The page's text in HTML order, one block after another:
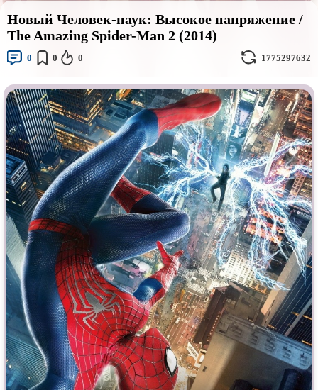
Аниме Антиутопия
Врачи
Коллекция Комикс
Маги и Волшебники Наркотики
Новогодние Основанное нареальных
событиях
Параллельные миры
ПереводГоблина
ПереводКубик в Кубе ПереводКураж-Бамбей
Пеплум Подростковаяжестокость
Постапокалипсис Призраки
Про акул Про апокалипсис
Про богов Про богатых
Про вампиров Про ведьм
Про викингов Про выживание
Про гангстеров Про гонки
Новый Человек-паук: Высокое напряжение /
The Amazing Spider-Man 2 (2014)
0 0 0 1775297632